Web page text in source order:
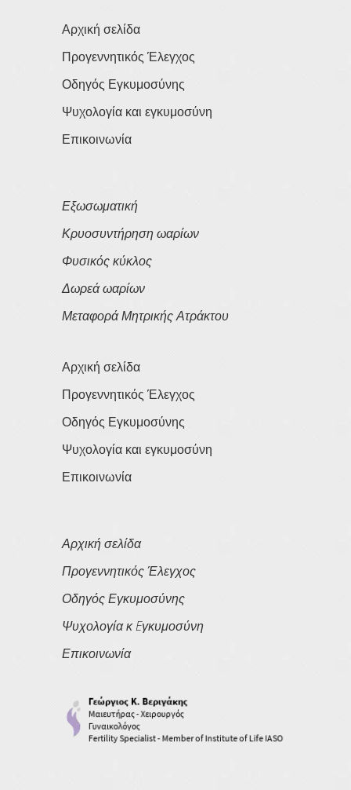
Αρχική σελίδα
Προγεννητικός Έλεγχος
Οδηγός Εγκυμοσύνης
Ψυχολογία και εγκυμοσύνη
Επικοινωνία
Εξωσωματική
Κρυοσυντήρηση ωαρίων
Φυσικός κύκλος
Δωρεά ωαρίων
Μεταφορά Μητρικής Ατράκτου
Αρχική σελίδα
Προγεννητικός Έλεγχος
Οδηγός Εγκυμοσύνης
Ψυχολογία και εγκυμοσύνη
Επικοινωνία
Αρχική σελίδα
Προγεννητικός Έλεγχος
Οδηγός Εγκυμοσύνης
Ψυχολογία κ Eγκυμοσύνη
Επικοινωνία